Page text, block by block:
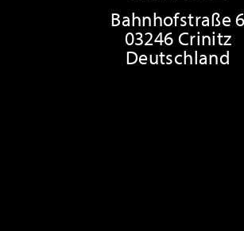
Bahnhofstraße 6
03246 Crinitz
Deutschland